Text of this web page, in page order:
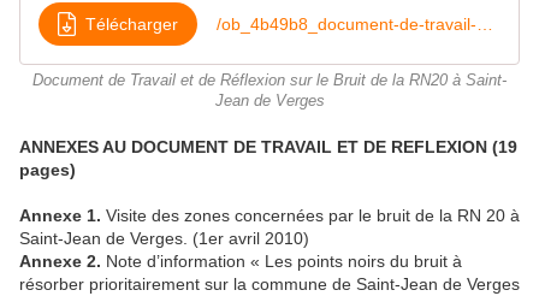
Télécharger
Document de Travail et de Réflexion sur le Bruit de la RN20 à Saint-
Jean de Verges
ANNEXES AU DOCUMENT DE TRAVAIL ET DE REFLEXION (19
pages)
Annexe 1. Visite des zones concernées par le bruit de la RN 20 à
Saint-Jean de Verges. (1er avril 2010)
Annexe 2. Note d’information « Les points noirs du bruit à
résorber prioritairement sur la commune de Saint-Jean de Verges